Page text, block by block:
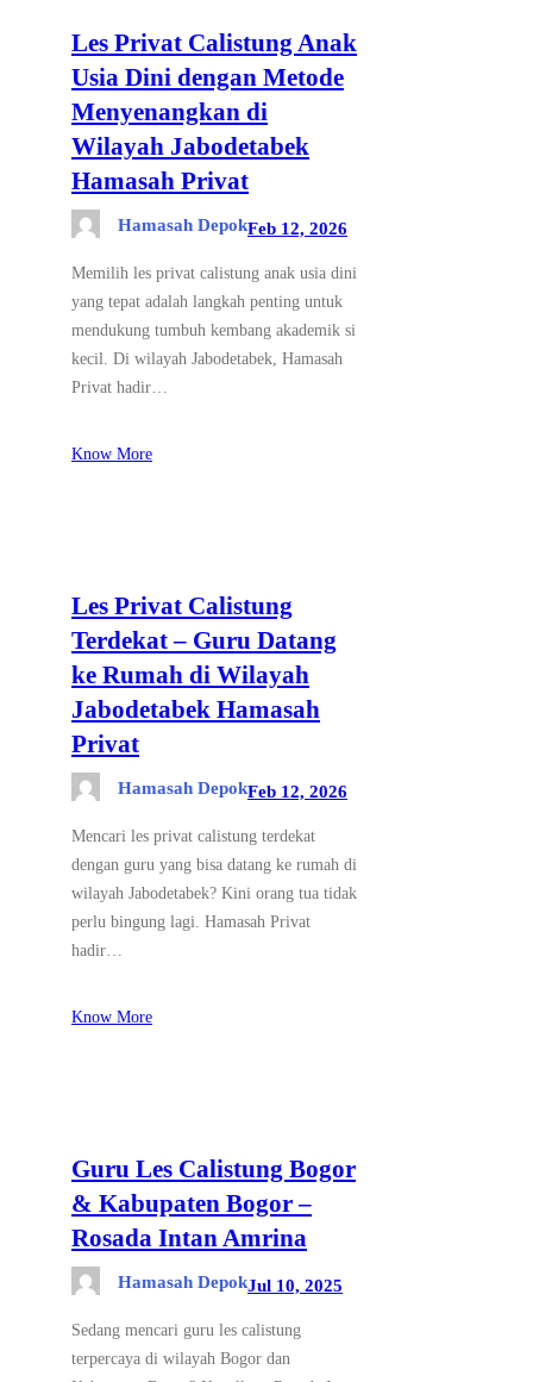
Les Privat Calistung Anak
Usia Dini dengan Metode
Menyenangkan di
Wilayah Jabodetabek
Hamasah Privat
Hamasah DepokFeb 12, 2026
Memilih les privat calistung anak usia dini
yang tepat adalah langkah penting untuk
mendukung tumbuh kembang akademik si
kecil. Di wilayah Jabodetabek, Hamasah
Privat hadir…
Know More
Les Privat Calistung
Terdekat – Guru Datang
ke Rumah di Wilayah
Jabodetabek Hamasah
Privat
Hamasah DepokFeb 12, 2026
Mencari les privat calistung terdekat
dengan guru yang bisa datang ke rumah di
wilayah Jabodetabek? Kini orang tua tidak
perlu bingung lagi. Hamasah Privat
hadir…
Know More
Guru Les Calistung Bogor
& Kabupaten Bogor –
Rosada Intan Amrina
Hamasah DepokJul 10, 2025
Sedang mencari guru les calistung
terpercaya di wilayah Bogor dan